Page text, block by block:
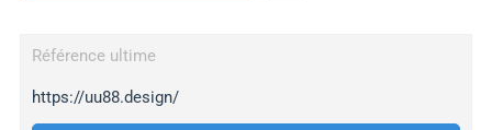
Référence ultime
https://uu88.design/